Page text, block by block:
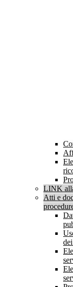
LINK
Atti e